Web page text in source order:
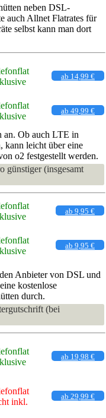
neben DSL-
auch Allnet Flatrates für
selbst kann man dort
ab 14,99 €
ab 49,99 €
an. Ob auch LTE in
kann leicht über eine
o2 festgestellt werden.
günstiger (insgesamt
ab 9,95 €
ab 9,95 €
Anbieter von DSL und
kostenlose
durch.
(bei
ab 19,98 €
inkl.
ab 29,99 €